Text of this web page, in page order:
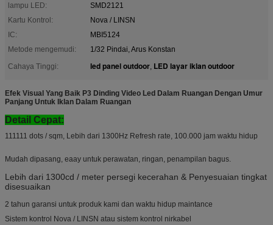
lampu LED:
SMD2121
Kartu Kontrol:
Nova / LINSN
IC:
MBI5124
Metode mengemudi:
1/32 Pindai, Arus Konstan
Cahaya Tinggi:
led panel outdoor, LED layar iklan outdoor
Efek Visual Yang Baik P3 Dinding Video Led Dalam Ruangan Dengan Umur
Panjang Untuk Iklan Dalam Ruangan
Detail Cepat:
111111 dots / sqm, Lebih dari 1300Hz Refresh rate, 100.000 jam waktu hidup
Mudah dipasang, eaay untuk perawatan, ringan, penampilan bagus.
Lebih dari 1300cd / meter persegi kecerahan & Penyesuaian tingkat
disesuaikan
2 tahun garansi untuk produk kami dan waktu hidup maintance
Sistem kontrol Nova / LINSN atau sistem kontrol nirkabel